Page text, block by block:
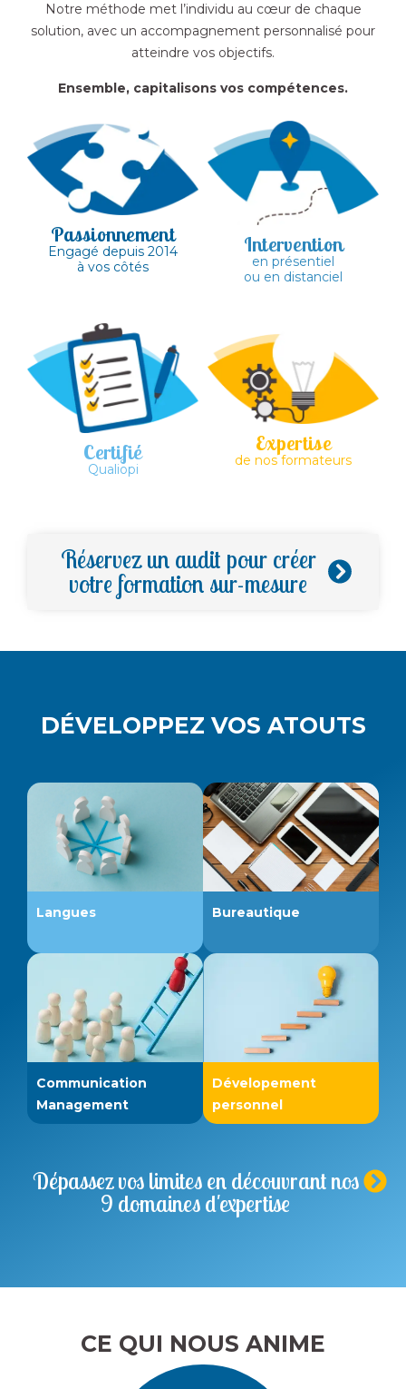
Notre méthode met l’individu au cœur de chaque
solution, avec un accompagnement personnalisé pour
atteindre vos objectifs.
Ensemble, capitalisons vos compétences.
Passionnement
Engagé depuis 2014
à vos côtés
Intervention
en présentiel
ou en distanciel
Certifié
Qualiopi
Expertise
de nos formateurs
Réservez un audit pour créer
votre formation sur-mesure
DÉVELOPPEZ VOS ATOUTS
Langues Bureautique
Communication
Management
Dévelopement
personnel
Dépassez vos limites en découvrant nos
9 domaines d'expertise
CE QUI NOUS ANIME